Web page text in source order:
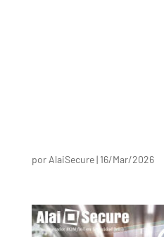
por AlaiSecure| 16/Mar/2026